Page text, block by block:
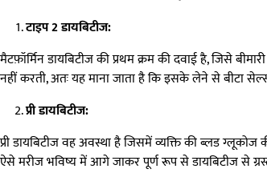
टाइप 2 डायबिटीज:
मैटफ़ॉर्मिन डायबिटीज की प्रथम क्रम की दवाई है, जिसे
नहीं करती, अतः यह माना जाता है कि इसके लेने से बीटा
प्री डायबिटीज:
प्री डायबिटीज वह अवस्था है जिसमें व्यक्ति की ब्लड ग्लूकोज
ऐसे मरीज भविष्य में आगे जाकर पूर्ण रूप से डायबिटीज से